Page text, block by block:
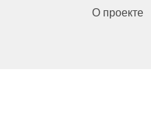
О проекте